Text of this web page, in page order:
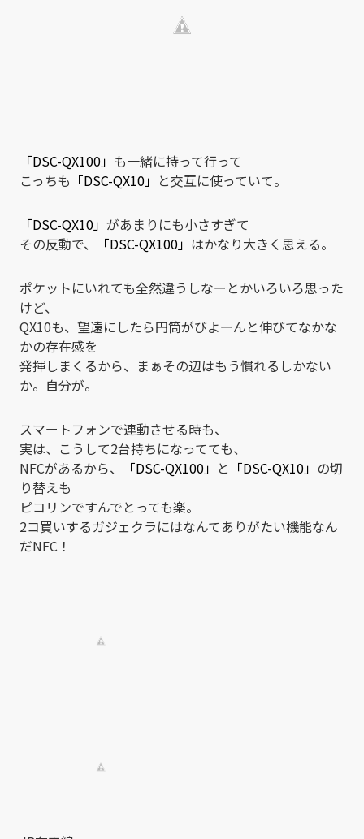
「DSC-QX100」 も一緒に持って行って
こっちも 「DSC-QX10」 と交互に使っていて。
「DSC-QX10」 があまりにも小さすぎて
その反動で、
「DSC-QX100」 はかなり大きく思える。
ポケットにいれても全然違うしなーとかいろいろ思った
けど、
QX10も、望遠にしたら円筒がびよーんと伸びてなかな
かの存在感を
発揮しまくるから、まぁその辺はもう慣れるしかない
か。自分が。
スマートフォンで連動させる時も、
実は、こうして2台持ちになってても、
NFCがあるから、
「DSC-QX100」 と 「DSC-QX10」 の切
り替えも
ピコリンですんでとっても楽。
2コ買いするガジェクラにはなんてありがたい機能なん
だNFC！